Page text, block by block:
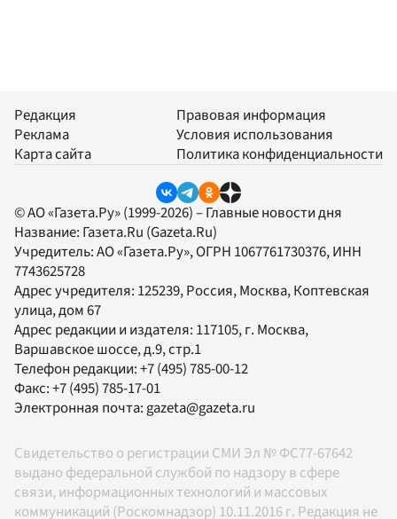
Редакция
Реклама
Карта сайта
Правовая информация
Условия использования
Политика конфиденциальности
© АО «Газета.Ру» (1999-2026) – Главные новости дня
Название: Газета.Ru (Gazeta.Ru)
Учредитель:АО «Газета.Ру», ОГРН 1067761730376, ИНН
7743625728
Адрес учредителя: 125239, Россия, Москва, Коптевская
улица, дом 67
Адрес редакции и издателя: 117105, г. Москва,
Варшавское шоссе, д.9, стр.1
Телефон редакции:+7 (495) 785-00-12
Факс:+7 (495) 785-17-01
Электронная почта:gazeta@gazeta.ru
Свидетельство о регистрации СМИ Эл № ФС77-67642
выдано федеральной службой по надзору в сфере
связи, информационных технологий и массовых
коммуникаций (Роскомнадзор) 10.11.2016 г. Редакция не